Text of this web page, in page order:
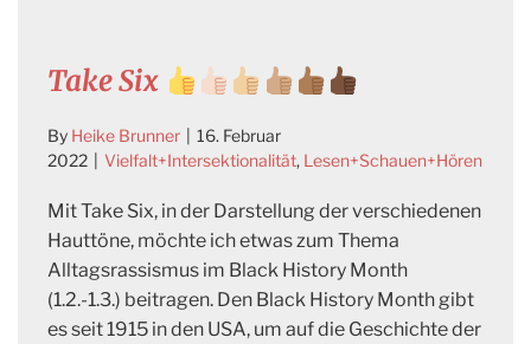
Take Six
By Heike Brunner
16. Februar
2022
Vielfalt+Intersektionalität, Lesen+Schauen+Hören
Mit Take Six, in der Darstellung der verschiedenen
Hauttöne, möchte ich etwas zum Thema
Alltagsrassismus im Black History Month
(1.2.-1.3.) beitragen. Den Black History Month gibt
es seit 1915 in den USA, um auf die Geschichte der